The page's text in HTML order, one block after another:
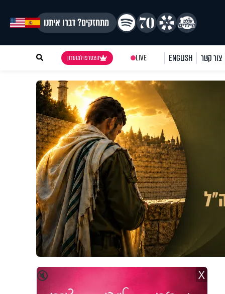
מתחזקים? דברו איתנו
צור קשר ENGLISH
LIVE הצטרפו למועדון
🔇 X